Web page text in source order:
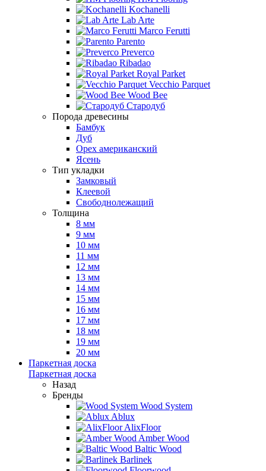
Kochanelli
Lab Arte
Marco Ferutti
Parento
Preverco
Ribadao
Royal Parket
Vecchio Parquet
Wood Bee
Стародуб
Порода древесины
Бамбук
Дуб
Орех американский
Ясень
Тип укладки
Замковый
Клеевой
Свободнолежащий
Толщина
8 мм
9 мм
10 мм
11 мм
12 мм
13 мм
14 мм
15 мм
16 мм
17 мм
18 мм
19 мм
20 мм
Паркетная доска
Паркетная доска
Назад
Бренды
Wood System
Ablux
AlixFloor
Amber Wood
Baltic Wood
Barlinek